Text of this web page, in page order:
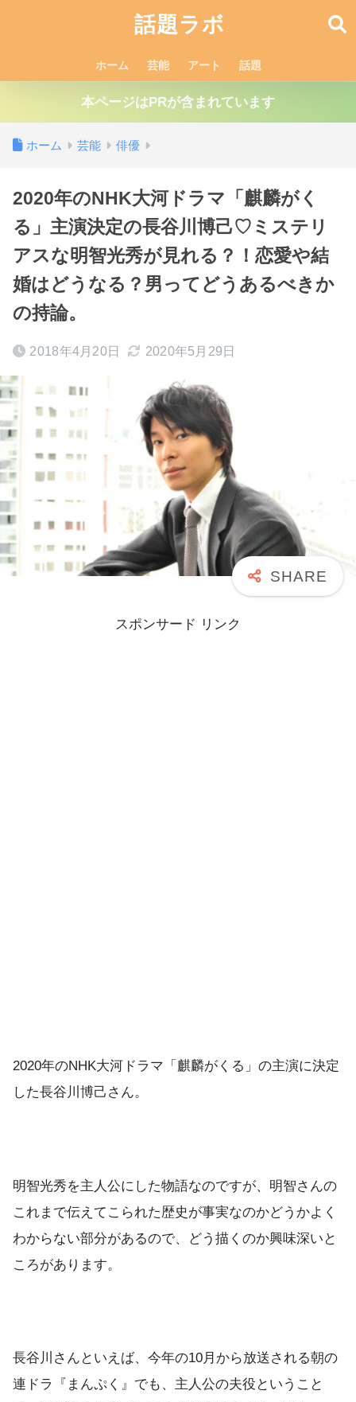
話題ラボ
ホーム 芸能 アート 話題
本ページはPRが含まれています
ホーム 芸能 俳優
2020年のNHK大河ドラマ「麒麟がく
る」主演決定の長谷川博己♡ミステリ
アスな明智光秀が見れる？！恋愛や結
婚はどうなる？男ってどうあるべきか
の持論。
2018年4月20日 2020年5月29日
スポンサード リンク
2020年のNHK大河ドラマ「麒麟がくる」の主演に決定
した長谷川博己さん。
明智光秀を主人公にした物語なのですが、明智さんの
これまで伝えてこられた歴史が事実なのかどうかよく
わからない部分があるので、どう描くのか興味深いと
ころがあります。
長谷川さんといえば、今年の10月から放送される朝の
連ドラ『まんぷく』でも、主人公の夫役ということ